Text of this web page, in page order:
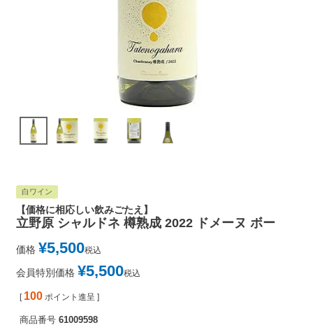
白ワイン
【価格に相応しい飲みごたえ】
立野原 シャルドネ 樽熟成 2022 ドメーヌ ボー
価格 ¥5,500税込
会員特別価格 ¥5,500税込
[ 100 ポイント進呈 ]
商品番号 61009598